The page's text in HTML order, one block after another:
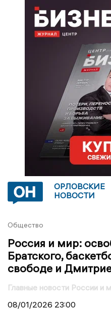
ОРЛОВСКИЕ
НОВОСТИ
Общество
Россия и мир:
Братского,
свободе и
Главные новости России и
08/01/2026 23:00